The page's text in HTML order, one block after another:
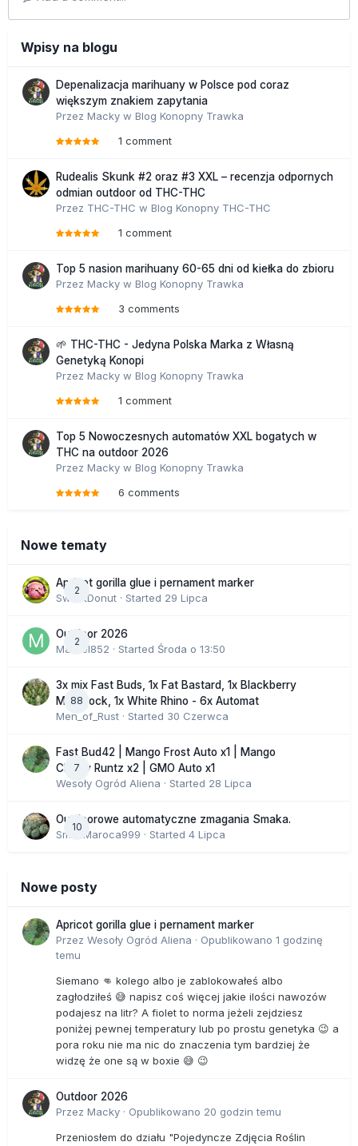
Wpisy na blogu
Depenalizacja marihuany w Polsce pod coraz
większym znakiem zapytania
Przez Macky w Blog Konopny Trawka
1 comment
Rudealis Skunk #2 oraz #3 XXL – recenzja odpornych
odmian outdoor od THC-THC
Przez THC-THC w Blog Konopny THC-THC
1 comment
Top 5 nasion marihuany 60-65 dni od kiełka do zbioru
Przez Macky w Blog Konopny Trawka
3 comments
🌱 THC-THC - Jedyna Polska Marka z Własną
Genetyką Konopi
Przez Macky w Blog Konopny Trawka
1 comment
Top 5 Nowoczesnych automatów XXL bogatych w
THC na outdoor 2026
Przez Macky w Blog Konopny Trawka
6 comments
Nowe tematy
2
Apricot gorilla glue i pernament marker
SweetDonut · Started 29 Lipca
2
Outdoor 2026
Marcel852 · Started Środa o 13:50
88
3x mix Fast Buds, 1x Fat Bastard, 1x Blackberry
Moonrock, 1x White Rhino - 6x Automat
Men_of_Rust · Started 30 Czerwca
7
Fast Bud42 | Mango Frost Auto x1 | Mango
Cherry Runtz x2 | GMO Auto x1
Wesoły Ogród Aliena · Started 28 Lipca
10
Outdoorowe automatyczne zmagania Smaka.
SmakMaroca999 · Started 4 Lipca
Nowe posty
Apricot gorilla glue i pernament marker
Przez Wesoły Ogród Aliena · Opublikowano 1 godzinę
temu
Siemano 👊 kolego albo je zablokowałeś albo
zagłodziłeś 😅 napisz coś więcej jakie ilości nawozów
podajesz na litr? A fiolet to norma jeżeli zejdziesz
poniżej pewnej temperatury lub po prostu genetyka 😉 a
pora roku nie ma nic do znaczenia tym bardziej że
widzę że one są w boxie 😅 😉
Outdoor 2026
Przez Macky · Opublikowano 20 godzin temu
Przeniosłem do działu "Pojedyncze Zdjęcia Roślin